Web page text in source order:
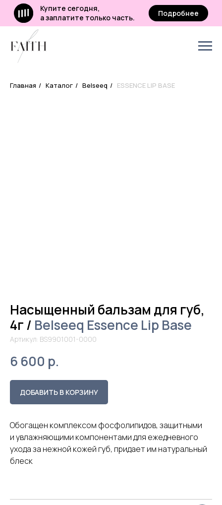
Купите сегодня,
а заплатите только часть.
Главная / Каталог / Belseeq / ESSENCE LIP BASE
Насыщенный бальзам для губ,
4г / Belseeq Essence Lip Base
Артикул: BS9901001-0000
6 600 р.
ДОБАВИТЬ В КОРЗИНУ
Обогащен комплексом фосфолипидов, защитными
и увлажняющими компонентами для ежедневного
ухода за нежной кожей губ, придает им натуральный
блеск